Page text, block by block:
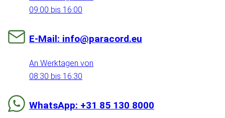
09:00 bis 16:00
E-Mail: info@paracord.eu
An Werktagen von
08:30 bis 16:30
WhatsApp: +31 85 130 8000